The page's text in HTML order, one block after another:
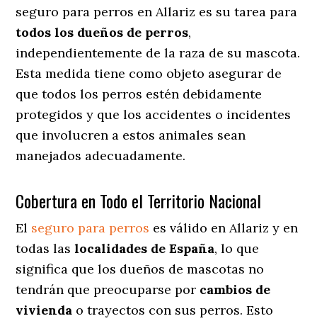
seguro para perros en Allariz es su tarea para
todos los dueños de perros,
independientemente de la raza de su mascota.
Esta medida tiene como objeto asegurar de
que todos los perros estén debidamente
protegidos y que los accidentes o incidentes
que involucren a estos animales sean
manejados adecuadamente.
Cobertura en Todo el Territorio Nacional
El seguro para perros es válido en Allariz y en
todas laslocalidades de España, lo que
significa que los dueños de mascotas no
tendrán que preocuparse por cambios de
vivienda o trayectos con sus perros. Esto